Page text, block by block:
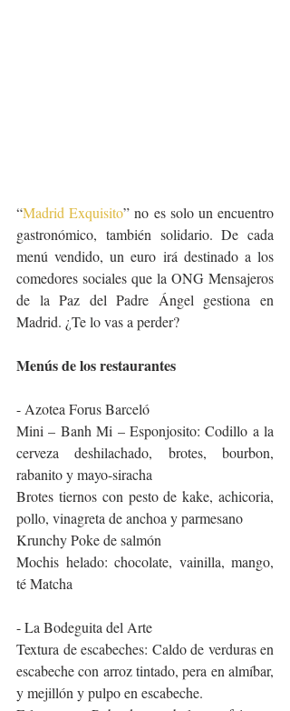
“Madrid Exquisito” no es solo un encuentro
gastronómico, también solidario. De cada
menú vendido, un euro irá destinado a los
comedores sociales que la ONG Mensajeros
de la Paz del Padre Ángel gestiona en
Madrid. ¿Te lo vas a perder?
Menús de los restaurantes
- Azotea Forus Barceló
Mini – Banh Mi – Esponjosito: Codillo a la
cerveza deshilachado, brotes, bourbon,
rabanito y mayo-siracha
Brotes tiernos con pesto de kake, achicoria,
pollo, vinagreta de anchoa y parmesano
Krunchy Poke de salmón
Mochis helado: chocolate, vainilla, mango,
té Matcha
- La Bodeguita del Arte
Textura de escabeches: Caldo de verduras en
escabeche con arroz tintado, pera en almíbar,
y mejillón y pulpo en escabeche.